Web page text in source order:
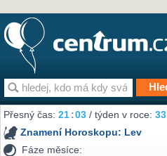
Přesný čas:21:03 / týden v roce:33
Znamení Horoskopu: Lev
Fáze měsíce: